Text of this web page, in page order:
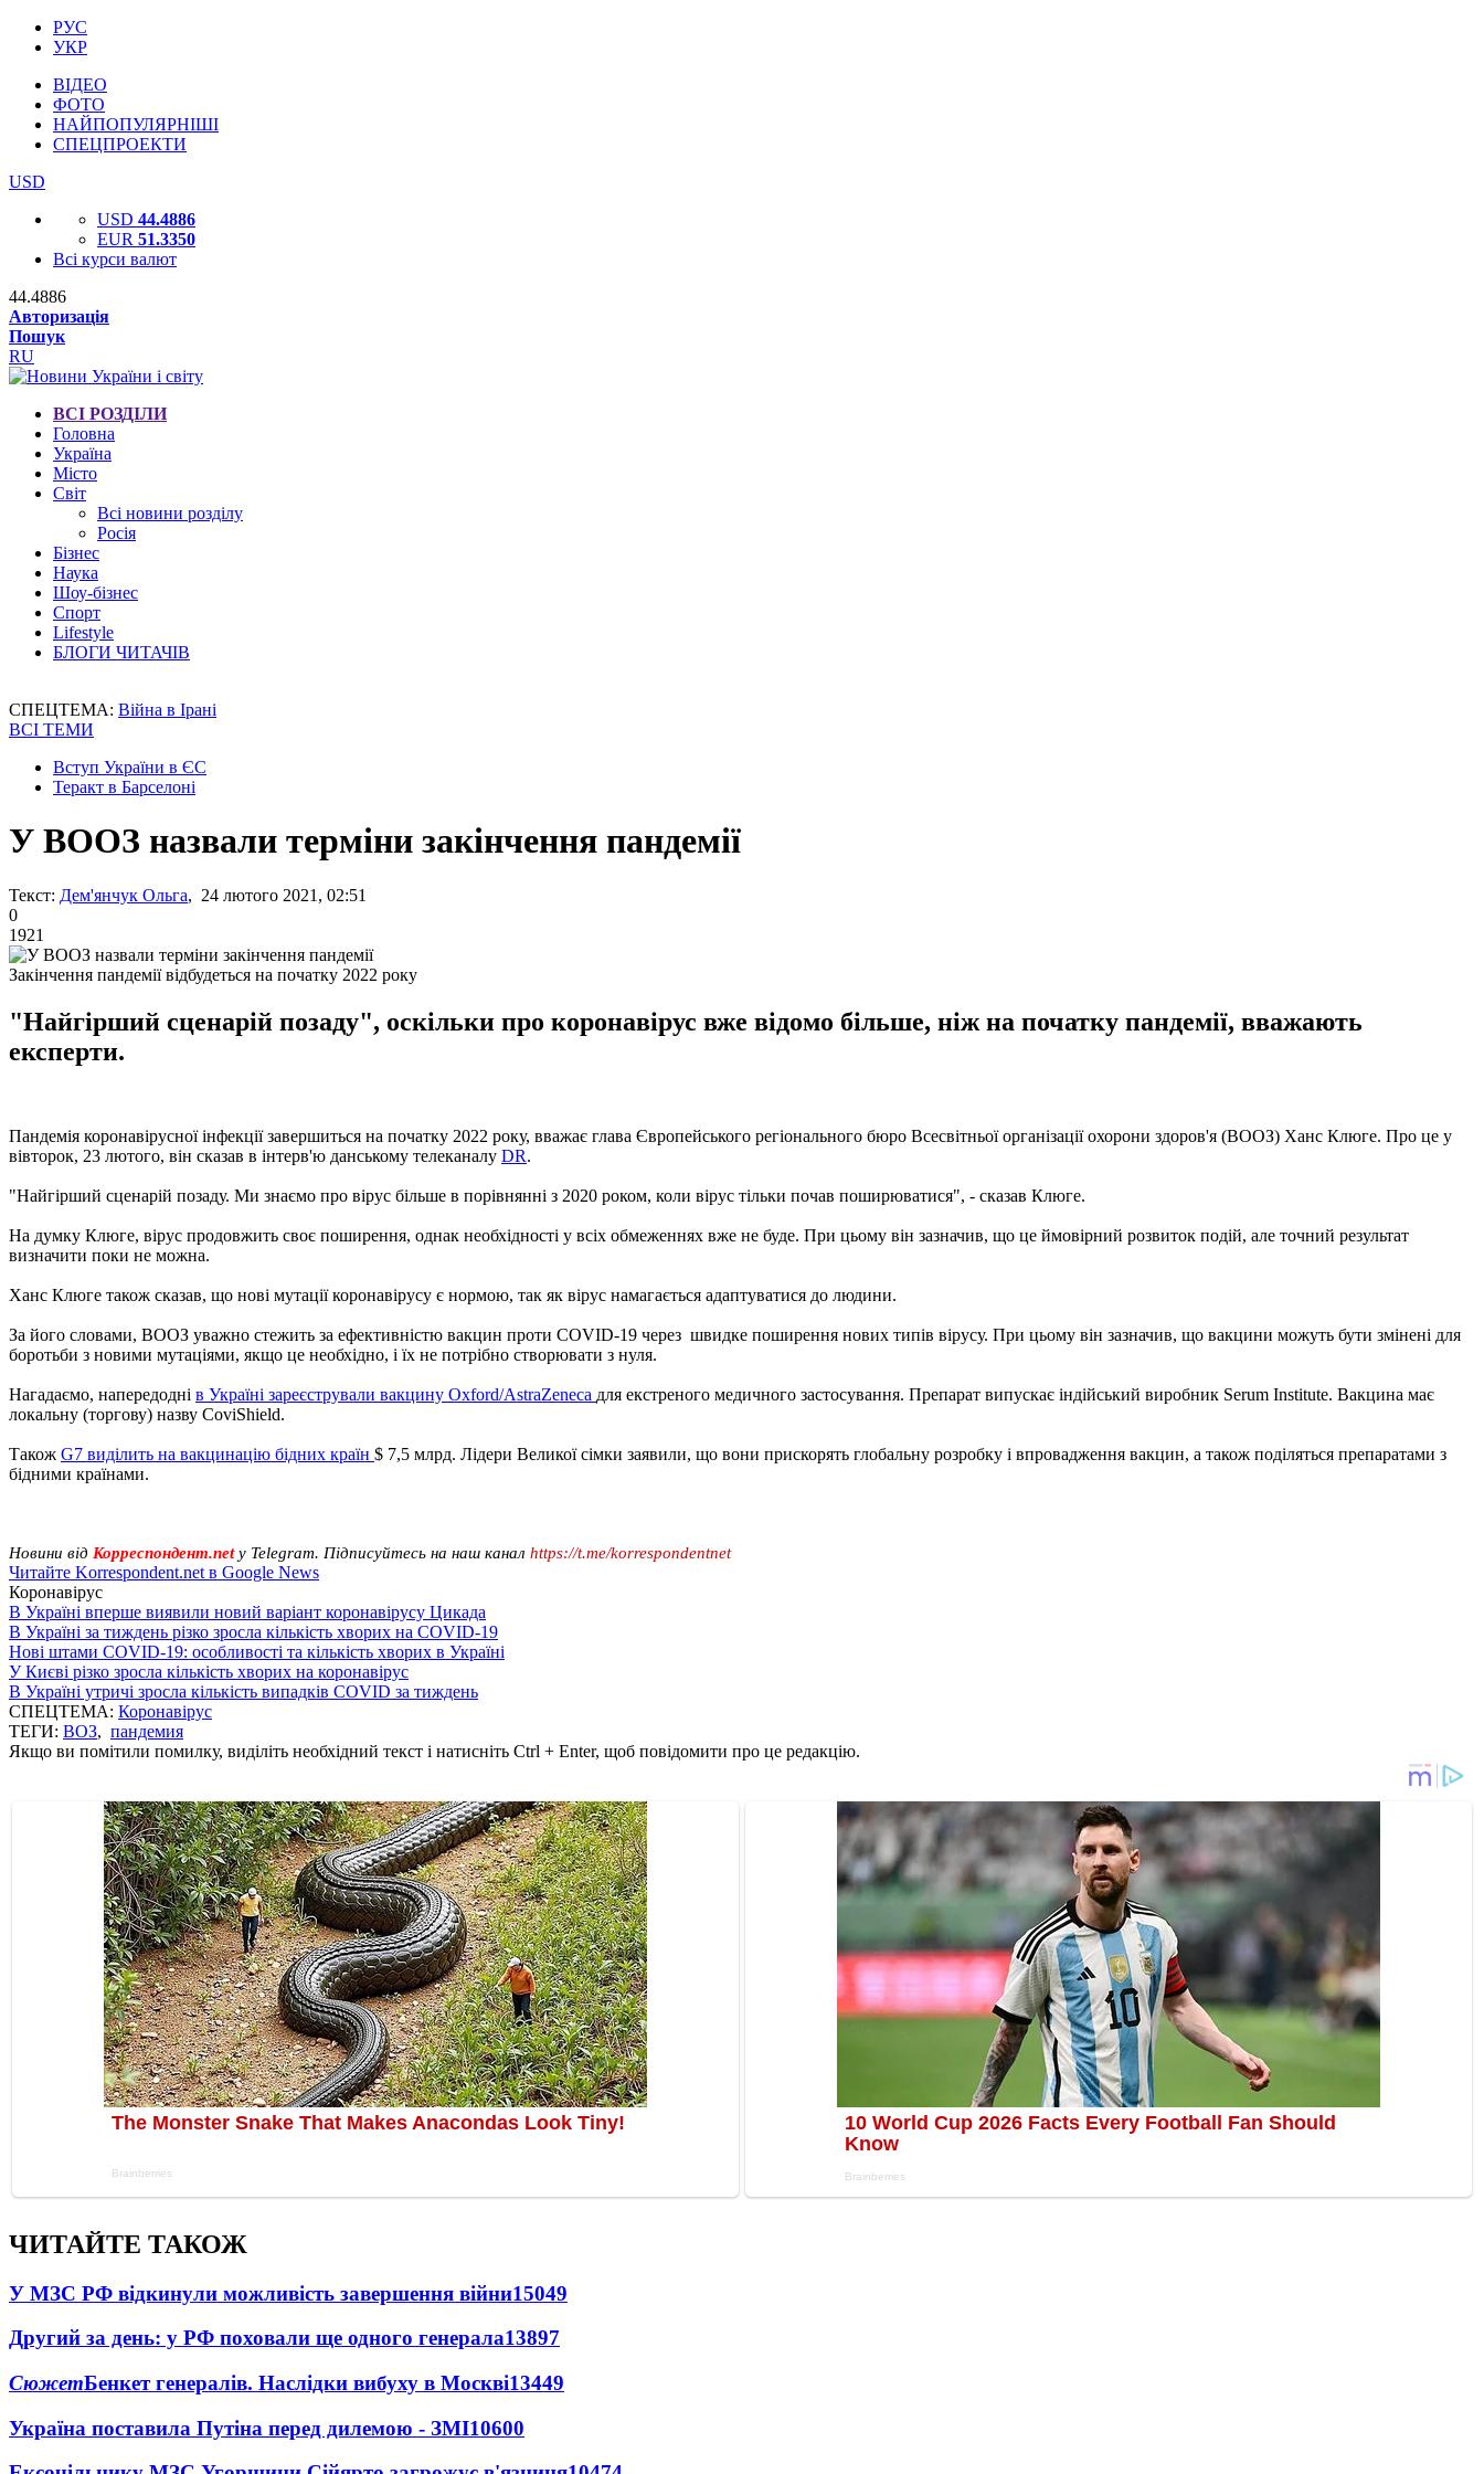
РУС
УКР
ВІДЕО
ФОТО
НАЙПОПУЛЯРНІШІ
СПЕЦПРОЕКТИ
USD
USD 44.4886
EUR 51.3350
Всі курси валют
44.4886
Авторизація
Пошук
RU
ВСІ РОЗДІЛИ
Головна
Україна
Місто
Світ
Всі новини розділу
Росія
Бізнес
Наука
Шоу-бізнес
Спорт
Lifestyle
БЛОГИ ЧИТАЧІВ
СПЕЦТЕМА: Війна в Ірані
ВСІ ТЕМИ
Вступ України в ЄС
Теракт в Барселоні
У ВООЗ назвали терміни закінчення пандемії
Текст: Дем'янчук Ольга, 24 лютого 2021, 02:51
0
1921
Закінчення пандемії відбудеться на початку 2022 року
"Найгірший сценарій позаду", оскільки про коронавірус вже відомо більше, ніж на початку пандемії, вважають
експерти.
Пандемія коронавірусної інфекції завершиться на початку 2022 року, вважає глава Європейського регіонального бюро Всесвітньої організації охорони здоров'я (ВООЗ) Ханс Клюге. Про це у
вівторок, 23 лютого, він сказав в інтерв'ю данському телеканалу DR.
"Найгірший сценарій позаду. Ми знаємо про вірус більше в порівнянні з 2020 роком, коли вірус тільки почав поширюватися", - сказав Клюге.
На думку Клюге, вірус продовжить своє поширення, однак необхідності у всіх обмеженнях вже не буде. При цьому він зазначив, що це ймовірний розвиток подій, але точний результат
визначити поки не можна.
Ханс Клюге також сказав, що нові мутації коронавірусу є нормою, так як вірус намагається адаптуватися до людини.
За його словами, ВООЗ уважно стежить за ефективністю вакцин проти COVID-19 через швидке поширення нових типів вірусу. При цьому він зазначив, що вакцини можуть бути змінені для
боротьби з новими мутаціями, якщо це необхідно, і їх не потрібно створювати з нуля.
Нагадаємо, напередодні в Україні зареєстрували вакцину Oxford/AstraZeneca для екстреного медичного застосування. Препарат випускає індійський виробник Serum Institute. Вакцина має
локальну (торгову) назву CoviShield.
Також G7 виділить на вакцинацію бідних країн $ 7,5 млрд. Лідери Великої сімки заявили, що вони прискорять глобальну розробку і впровадження вакцин, а також поділяться препаратами з
бідними країнами.
Новини від Корреспондент.netу Telegram. Підписуйтесь на наш канал https://t.me/korrespondentnet
Читайте Korrespondent.net в Google News
Коронавірус
В Україні вперше виявили новий варіант коронавірусу Цикада
В Україні за тиждень різко зросла кількість хворих на COVID-19
Нові штами COVID-19: особливості та кількість хворих в Україні
У Києві різко зросла кількість хворих на коронавірус
В Україні утричі зросла кількість випадків COVID за тиждень
СПЕЦТЕМА: Коронавірус
ТЕГИ: ВОЗ, пандемия
Якщо ви помітили помилку, виділіть необхідний текст і натисніть Ctrl + Enter, щоб повідомити про це редакцію.
ЧИТАЙТЕ ТАКОЖ
У МЗС РФ відкинули можливість завершення війни15049
Другий за день: у РФ поховали ще одного генерала13897
СюжетБенкет генералів. Наслідки вибуху в Москві13449
Україна поставила Путіна перед дилемою - ЗМІ10600